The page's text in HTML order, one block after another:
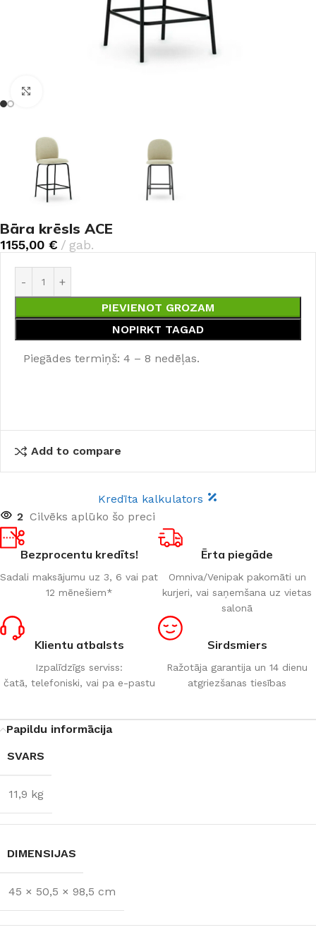
Bāra krēsls ACE
1155,00 € gab.
PIEVIENOT GROZAM
NOPIRKT TAGAD
Piegādes termiņš: 4 – 8 nedēļas.
Add to compare
Kredīta kalkulators
2 Cilvēks aplūko šo preci
Bezprocentu kredīts!
Sadali maksājumu uz 3, 6 vai pat
12 mēnešiem*
Ērta piegāde
Omniva/Venipak pakomāti un
kurjeri, vai saņemšana uz vietas
salonā
Klientu atbalsts
Izpalīdzīgs serviss:
čatā, telefoniski, vai pa e-pastu
Sirdsmiers
Ražotāja garantija un 14 dienu
atgriezšanas tiesības
Papildu informācija
SVARS
11,9 kg
DIMENSIJAS
45 × 50,5 × 98,5 cm